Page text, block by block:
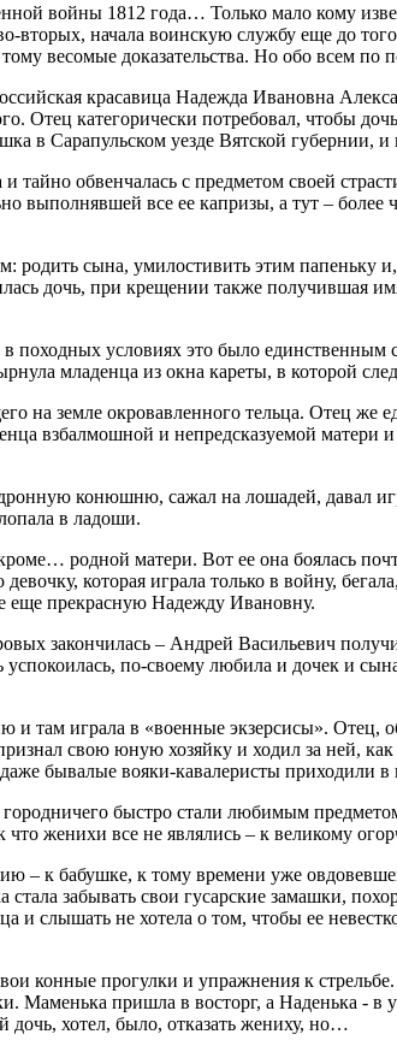
войны 1812 года… Только мало кому
начала воинскую службу еще до
весомые доказательства. Но обо всем по
красавица Надежда Ивановна
Отец категорически потребовал, чтобы
в Сарапульском уезде Вятской губернии,
тайно обвенчалась с предметом своей
все ее капризы, а тут – более
родить сына, умилостивить этим папеньку
дочь, при крещении также
походных условиях это было
младенца из окна кареты, в которой
земле окровавленного тельца. Отец же
взбалмошной и непредсказуемой
конюшню, сажал на лошадей, давал
в ладоши.
родной матери. Вот ее она боялась
которая играла только в войну,
еще прекрасную Надежду Ивановну.
закончилась – Андрей Васильевич
по-своему любила и дочек и
там играла в «военные экзерсисы».
свою юную хозяйку и ходил за ней,
бывалые вояки-кавалеристы приходили
быстро стали любимым
что женихи все не являлись – к великому
– к бабушке, к тому времени уже
забывать свои гусарские замашки,
не хотела о том, чтобы ее
конные прогулки и упражнения к
Маменька пришла в восторг, а Наденька -
хотел, было, отказать жениху, но…